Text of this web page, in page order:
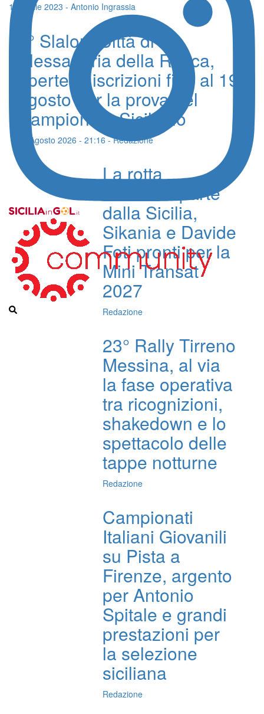
15 Aprile 2023 - Antonio Ingrassia
6° Slalom Città di
Alessandria della Rocca,
aperte le iscrizioni fino al 19
agosto per la prova del
Campionato Siciliano
07 Agosto 2026 - 21:16 - Redazione
La rotta
oceanica parte
dalla Sicilia,
Sikania e Davide
Foti pronti per la
Mini Transat
2027
Redazione
23° Rally Tirreno
Messina, al via
la fase operativa
tra ricognizioni,
shakedown e lo
spettacolo delle
tappe notturne
Redazione
Campionati
Italiani Giovanili
su Pista a
Firenze, argento
per Antonio
Spitale e grandi
prestazioni per
la selezione
siciliana
Redazione